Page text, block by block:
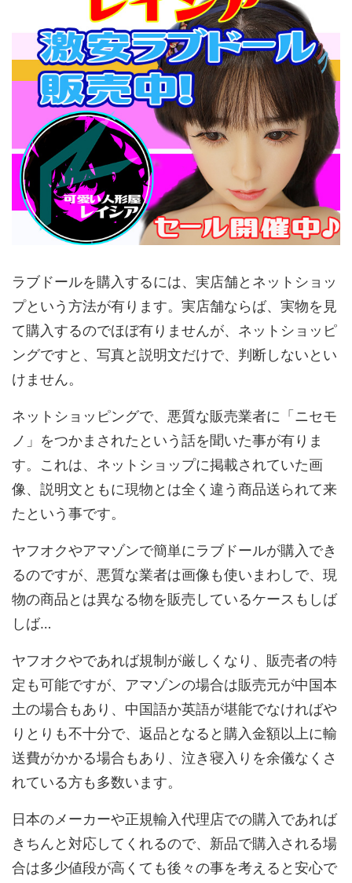
ラブドールを購入するには、実店舗とネットショッ
プという方法が有ります。実店舗ならば、実物を見
て購入するのでほぼ有りませんが、ネットショッピ
ングですと、写真と説明文だけで、判断しないとい
けません。
ネットショッピングで、悪質な販売業者に「ニセモ
ノ」をつかまされたという話を聞いた事が有りま
す。これは、ネットショップに掲載されていた画
像、説明文ともに現物とは全く違う商品送られて来
たという事です。
ヤフオクやアマゾンで簡単にラブドールが購入でき
るのですが、悪質な業者は画像も使いまわしで、現
物の商品とは異なる物を販売しているケースもしば
しば…
ヤフオクやであれば規制が厳しくなり、販売者の特
定も可能ですが、アマゾンの場合は販売元が中国本
土の場合もあり、中国語か英語が堪能でなければや
りとりも不十分で、返品となると購入金額以上に輸
送費がかかる場合もあり、泣き寝入りを余儀なくさ
れている方も多数います。
日本のメーカーや正規輸入代理店での購入であれば
きちんと対応してくれるので、新品で購入される場
合は多少値段が高くても後々の事を考えると安心で